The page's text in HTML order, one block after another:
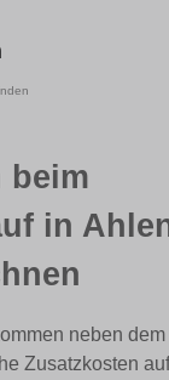
beim
in
neben
Zusatzkosten